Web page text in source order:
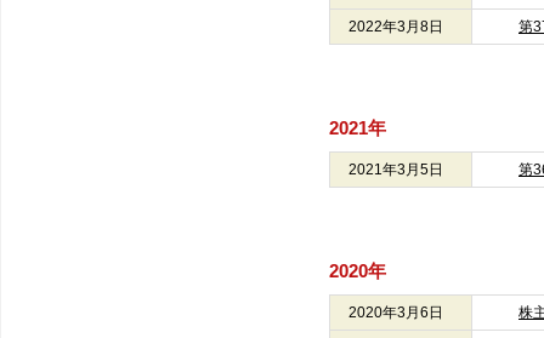
2022年3月8日 第
2021年
2021年3月5日 第
2020年
2020年3月6日 株